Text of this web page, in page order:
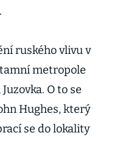
ruského vlivu v
metropole
O to se
Hughes, který
se do lokality